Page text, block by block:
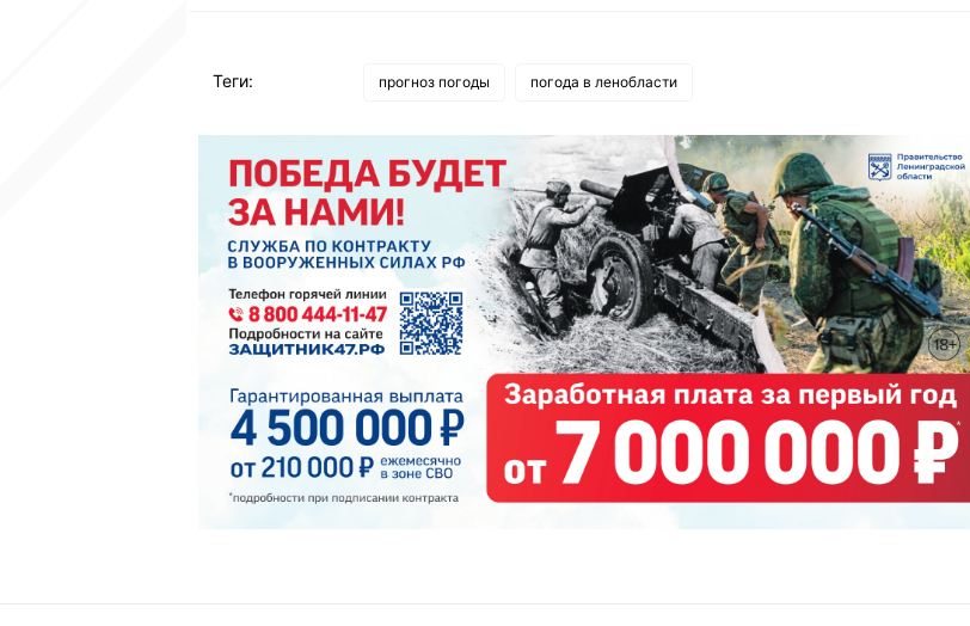
Теги: прогноз погоды погода в ленобласти